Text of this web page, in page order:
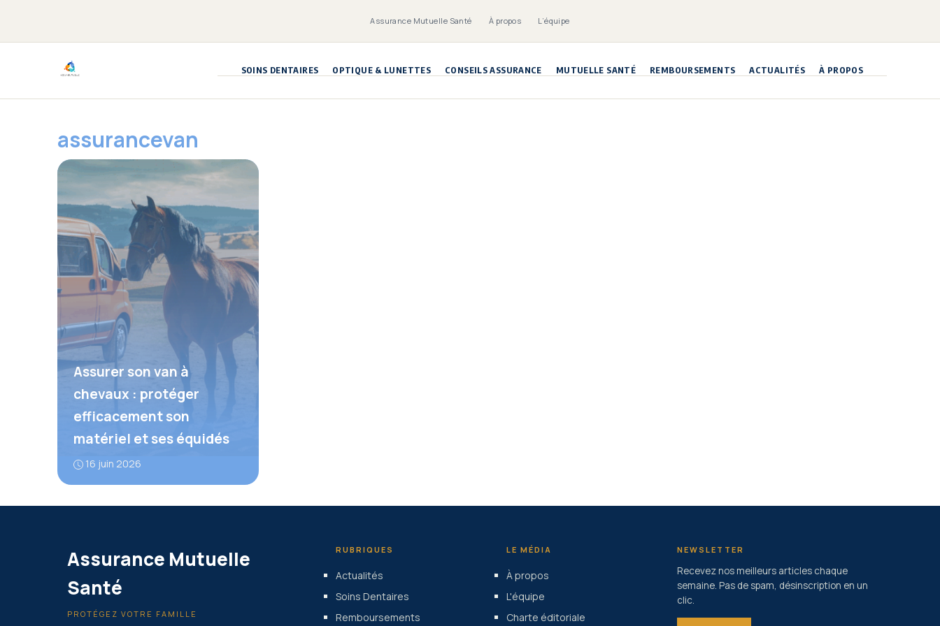
contenu
Assurance Mutuelle Santé À propos L’équipe
SOINS DENTAIRES OPTIQUE & LUNETTES CONSEILS ASSURANCE MUTUELLE SANTÉ REMBOURSEMENTS ACTUALITÉS À PROPOS
assurancevan
Assurer son van à
chevaux : protéger
efficacement son
matériel et ses équidés
16 juin 2026
Assurance Mutuelle
Santé
PROTÉGEZ VOTRE FAMILLE
RUBRIQUES
Actualités
Soins Dentaires
Remboursements
LE MÉDIA
À propos
L'équipe
Charte éditoriale
NEWSLETTER
Recevez nos meilleurs articles chaque
semaine. Pas de spam, désinscription en un
clic.